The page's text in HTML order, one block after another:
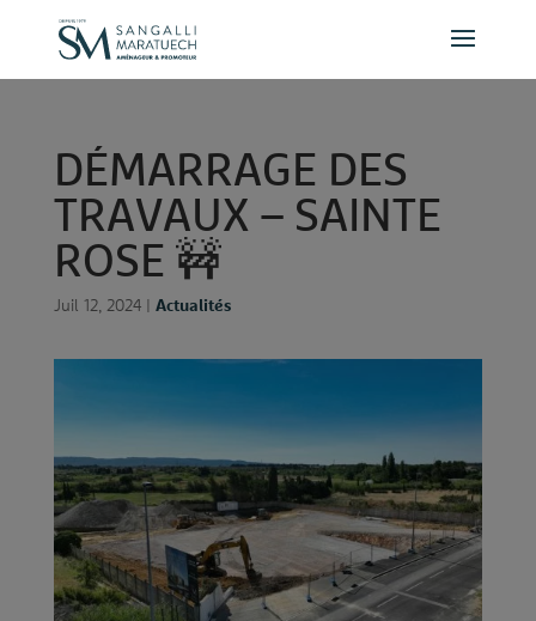
Panneau de gestion des cookies
DÉMARRAGE DES
TRAVAUX – SAINTE
ROSE 🚧
Juil 12, 2024| Actualités